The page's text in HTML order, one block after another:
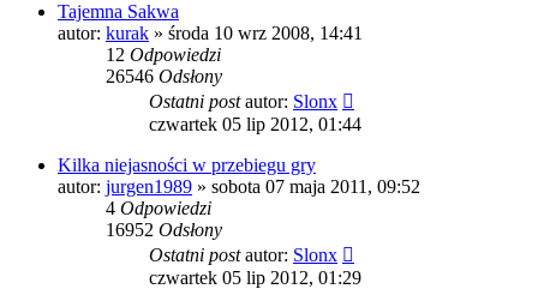
Tajemna Sakwa
autor: kurak » środa 10 wrz 2008, 14:41
12 Odpowiedzi
26546 Odsłony
Ostatni postautor: Slonx
czwartek 05 lip 2012, 01:44
Kilka niejasności w przebiegu gry
autor: jurgen1989 » sobota 07 maja 2011, 09:52
4 Odpowiedzi
16952 Odsłony
Ostatni postautor: Slonx
czwartek 05 lip 2012, 01:29